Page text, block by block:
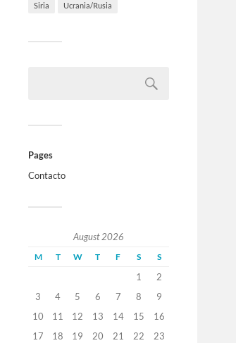
Siria Ucrania/Rusia
Pages
Contacto
August 2026
M T W T F S S
1
2
3
4 5 6 7 8
9
10
11 12 13 14 15
16
17
18 19 20 21 22
23